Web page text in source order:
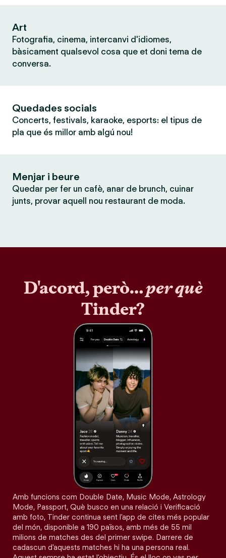
Art
Fotografia, cinema, intercanvi d'idiomes,
bàsicament qualsevol cosa que et doni tema de
conversa.
Quedades socials
Concerts, festivals, karaoke, esports: el tipus de
pla que és millor amb algú nou!
Menjar i beure
Quedar per fer un cafè, anar de brunch, cuinar
junts, provar aquell nou restaurant de moda.
D'acord, però…per què
Tinder?
Amb funcions com Double Date, Music Mode, Astrology
Mode, Passport, Què busco en una relació i Verificació
amb foto, Tinder continua sent l'app de cites més popular
del món, disponible a 190 països, amb més de 55 mil
milions de matches des del primer swipe. Darrere de
cadascun d'aquests matches hi ha una persona real.